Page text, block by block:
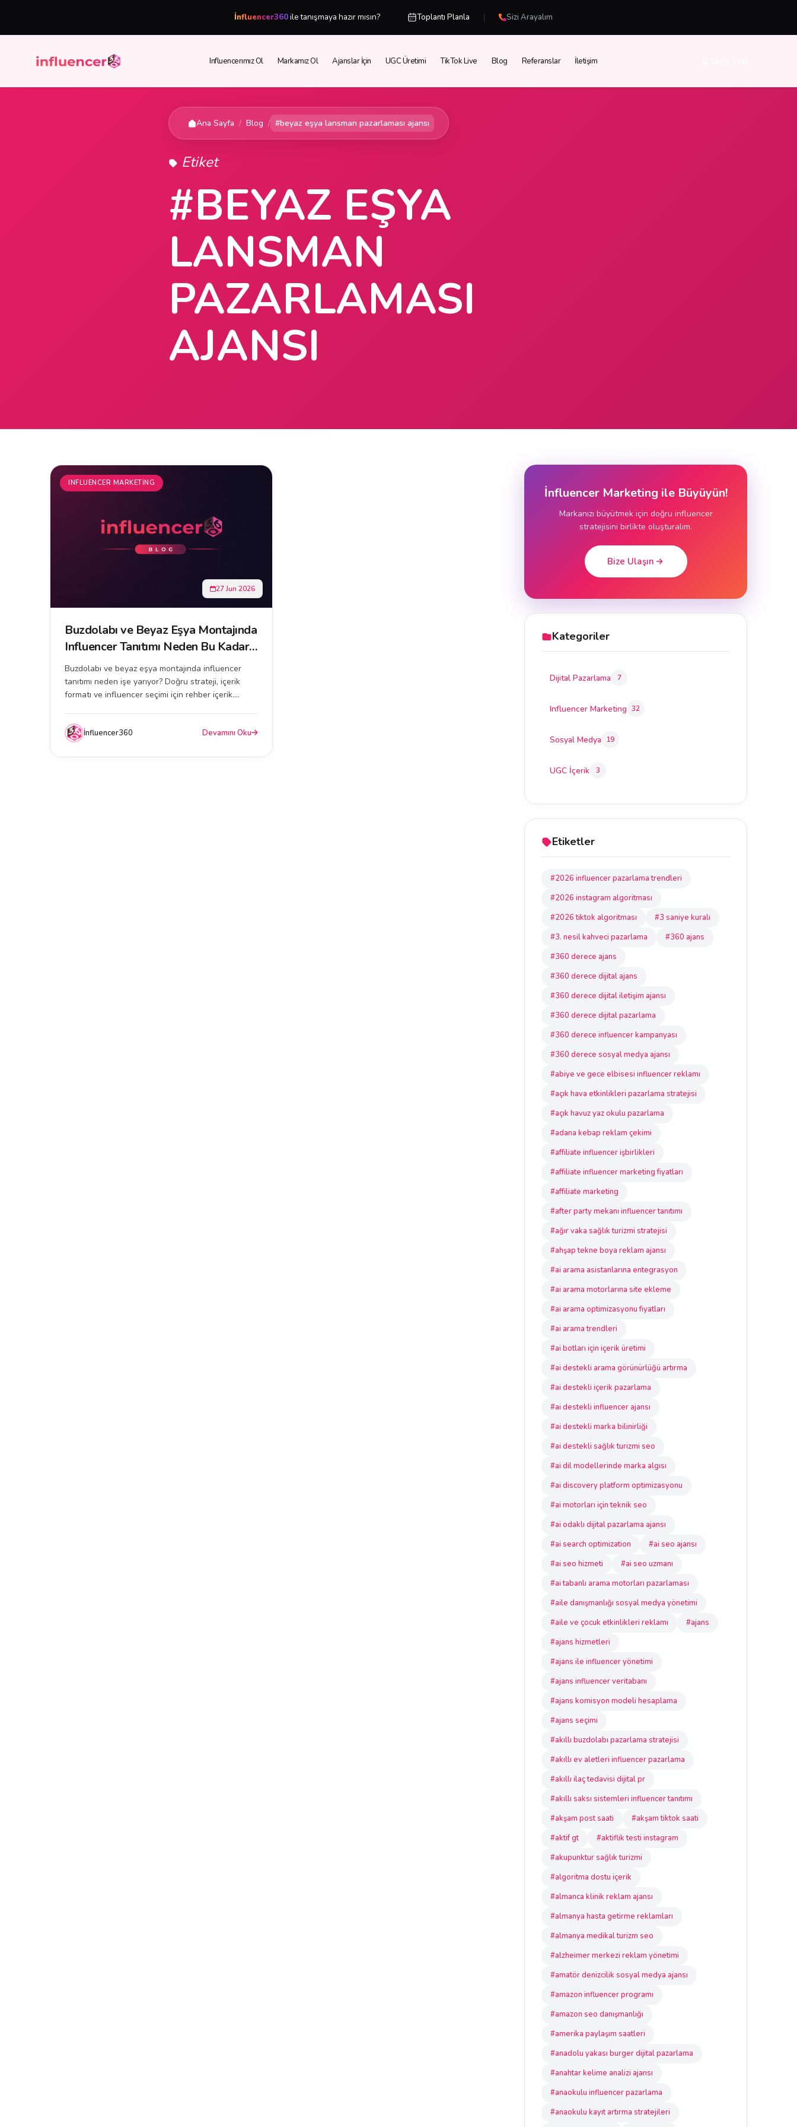
İnfluencer360ile tanışmaya hazır mısın? Toplantı Planla | Sizi Arayalım
Influencerımız Ol Markamız Ol Ajanslar İçin UGC Üretimi TikTok Live Blog Referanslar İletişim
Ana Sayfa / Blog / #beyaz eşya lansman pazarlaması ajansı
Etiket
#BEYAZ EŞYA
LANSMAN
PAZARLAMASI
AJANSI
INFLUENCER MARKETING
27 Jun 2026
Buzdolabı ve Beyaz Eşya Montajında
Influencer Tanıtımı Neden Bu Kadar
Etkili?
Buzdolabı ve beyaz eşya montajında influencer
tanıtımı neden işe yarıyor? Doğru strateji, içerik
formatı ve influencer seçimi için rehber içerik....
İnfluencer360 Devamını Oku
İnfluencer Marketing ile Büyüyün!
Markanızı büyütmek için doğru influencer
stratejisini birlikte oluşturalım.
Bize Ulaşın
Kategoriler
Dijital Pazarlama 7
Influencer Marketing 32
Sosyal Medya 19
UGC İçerik 3
Etiketler
#2026 influencer pazarlama trendleri
#2026 instagram algoritması
#2026 tiktok algoritması
#3 saniye kuralı
#3. nesil kahveci pazarlama
#360 ajans
#360 derece ajans
#360 derece dijital ajans
#360 derece dijital iletişim ajansı
#360 derece dijital pazarlama
#360 derece influencer kampanyası
#360 derece sosyal medya ajansı
#abiye ve gece elbisesi influencer reklamı
#açık hava etkinlikleri pazarlama stratejisi
#açık havuz yaz okulu pazarlama
#adana kebap reklam çekimi
#affiliate influencer işbirlikleri
#affiliate influencer marketing fiyatları
#affiliate marketing
#after party mekanı influencer tanıtımı
#ağır vaka sağlık turizmi stratejisi
#ahşap tekne boya reklam ajansı
#ai arama asistanlarına entegrasyon
#ai arama motorlarına site ekleme
#ai arama optimizasyonu fiyatları
#ai arama trendleri
#ai botları için içerik üretimi
#ai destekli arama görünürlüğü artırma
#ai destekli içerik pazarlama
#ai destekli influencer ajansı
#ai destekli marka bilinirliği
#ai destekli sağlık turizmi seo
#ai dil modellerinde marka algısı
#ai discovery platform optimizasyonu
#ai motorları için teknik seo
#ai odaklı dijital pazarlama ajansı
#ai search optimization
#ai seo ajansı
#ai seo hizmeti
#ai seo uzmanı
#ai tabanlı arama motorları pazarlaması
#aile danışmanlığı sosyal medya yönetimi
#aile ve çocuk etkinlikleri reklamı
#ajans
#ajans hizmetleri
#ajans ile influencer yönetimi
#ajans influencer veritabanı
#ajans komisyon modeli hesaplama
#ajans seçimi
#akıllı buzdolabı pazarlama stratejisi
#akıllı ev aletleri influencer pazarlama
#akıllı ilaç tedavisi dijital pr
#akıllı saksı sistemleri influencer tanıtımı
#akşam post saati
#akşam tiktok saati
#aktif gt
#aktiflik testi instagram
#akupunktur sağlık turizmi
#algoritma dostu içerik
#almanca klinik reklam ajansı
#almanya hasta getirme reklamları
#almanya medikal turizm seo
#alzheimer merkezi reklam yönetimi
#amatör denizcilik sosyal medya ajansı
#amazon influencer programı
#amazon seo danışmanlığı
#amerika paylaşım saatleri
#anadolu yakası burger dijital pazarlama
#anahtar kelime analizi ajansı
#anaokulu influencer pazarlama
#anaokulu kayıt artırma stratejileri